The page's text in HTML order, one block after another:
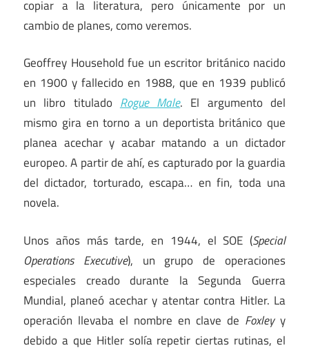
copiar a la literatura, pero únicamente por un
cambio de planes, como veremos.
Geoffrey Household fue un escritor británico nacido
en 1900 y fallecido en 1988, que en 1939 publicó
un libro tituladoRogue Male. El argumento del
mismo gira en torno a un deportista británico que
planea acechar y acabar matando a un dictador
europeo. A partir de ahí, es capturado por la guardia
del dictador, torturado, escapa… en fin, toda una
novela.
Unos años más tarde, en 1944, el SOE (Special
Operations Executive), un grupo de operaciones
especiales creado durante la Segunda Guerra
Mundial, planeó acechar y atentar contra Hitler. La
operación llevaba el nombre en clave de Foxleyy
debido a que Hitler solía repetir ciertas rutinas, el